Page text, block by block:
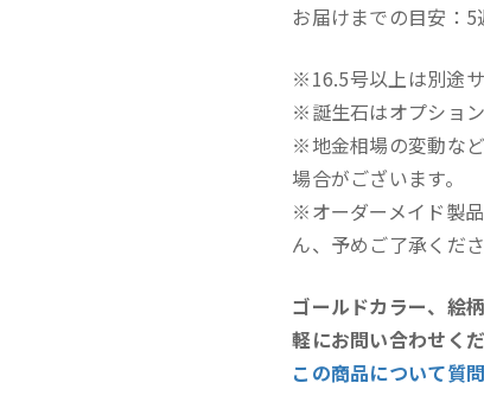
お届けまでの目安：5
※16.5号以上は別途
※誕生石はオプション
※地金相場の変動な
場合がございます。
※オーダーメイド製
ん、予めご了承くださ
ゴールドカラー、絵
軽にお問い合わせくだ
この商品について質